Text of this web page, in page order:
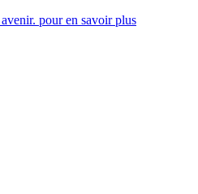
pour en savoir plus